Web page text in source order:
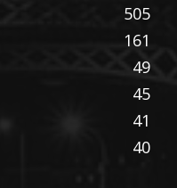
505
161
49
45
41
40